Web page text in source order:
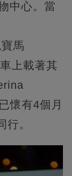
中心。當
馬
上載著其
懷有4個月
。